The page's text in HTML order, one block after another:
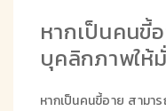
หากเป็นคนขี้
บุคลิกภาพให้
หากเป็นคนขี้อาย สามา